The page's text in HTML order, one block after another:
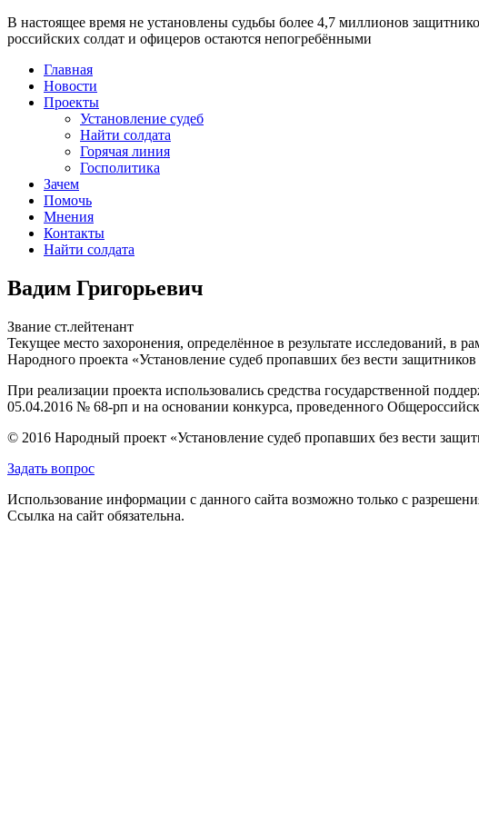
В настоящее время не установлены судьбы более 4,7 миллионов
российских солдат и офицеров остаются непогребёнными
Главная
Новости
Проекты
Установление судеб
Найти солдата
Горячая линия
Госполитика
Зачем
Помочь
Мнения
Контакты
Найти солдата
Вадим Григорьевич
Звание ст.лейтенант
Текущее место захоронения, определённое в результате исследований, в
Народного проекта «Установление судеб пропавших без вести защитников
При реализации проекта использовались средства государственной
05.04.2016 № 68-рп и на основании конкурса, проведенного
© 2016 Народный проект «Установление судеб пропавших без вести
Задать вопрос
Использование информации с данного сайта возможно только с
Ссылка на сайт обязательна.